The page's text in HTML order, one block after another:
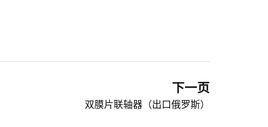
下一页
双膜片联轴器（出口俄罗斯）